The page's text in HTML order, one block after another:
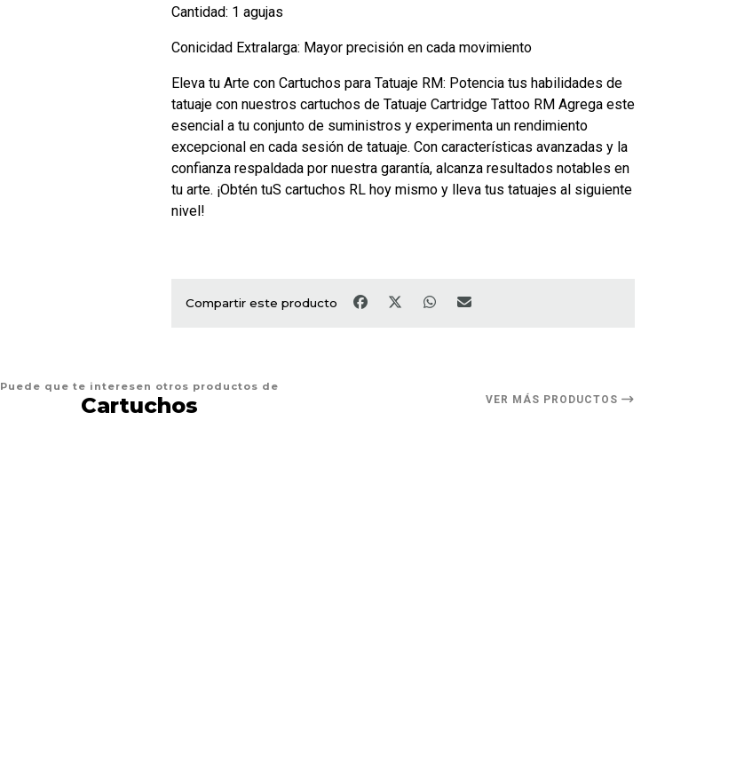
Cantidad: 1 agujas
Conicidad Extralarga: Mayor precisión en cada movimiento
Eleva tu Arte con Cartuchos para Tatuaje RM: Potencia tus habilidades de
tatuaje con nuestros cartuchos de Tatuaje Cartridge Tattoo RM Agrega este
esencial a tu conjunto de suministros y experimenta un rendimiento
excepcional en cada sesión de tatuaje. Con características avanzadas y la
confianza respaldada por nuestra garantía, alcanza resultados notables en
tu arte. ¡Obtén tuS cartuchos RL hoy mismo y lleva tus tatuajes al siguiente
nivel!
Compartir este producto
Puede que te interesen otros productos de
Cartuchos VER MÁS PRODUCTOS